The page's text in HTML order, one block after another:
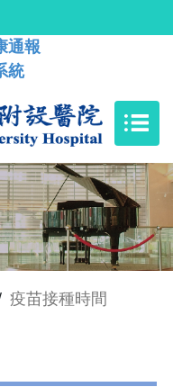
通報
統
疫苗接種時間